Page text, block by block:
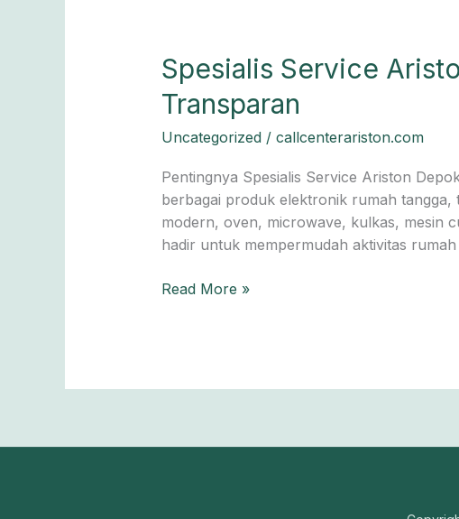
Spesialis Service
Transparan
Uncategorized/ callcenterariston.com
Pentingnya Spesialis Service Ariston
berbagai produk elektronik rumah
modern, oven, microwave, kulkas, mesin
hadir untuk mempermudah aktivitas
Spesialis
Service
Ariston
Depok:
Ahli,
Sparepart
Asli,
Harga
Read More »